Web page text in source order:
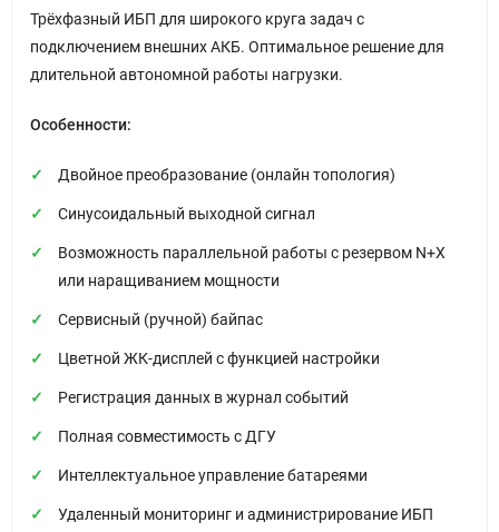
Трёхфазный ИБП для широкого круга задач с
подключением внешних АКБ. Оптимальное решение для
длительной автономной работы нагрузки.
Особенности:
Двойное преобразование (онлайн топология)
Синусоидальный выходной сигнал
Возможность параллельной работы с резервом N+X
или наращиванием мощности
Сервисный (ручной) байпас
Цветной ЖК-дисплей с функцией настройки
Регистрация данных в журнал событий
Полная совместимость с ДГУ
Интеллектуальное управление батареями
Удаленный мониторинг и администрирование ИБП